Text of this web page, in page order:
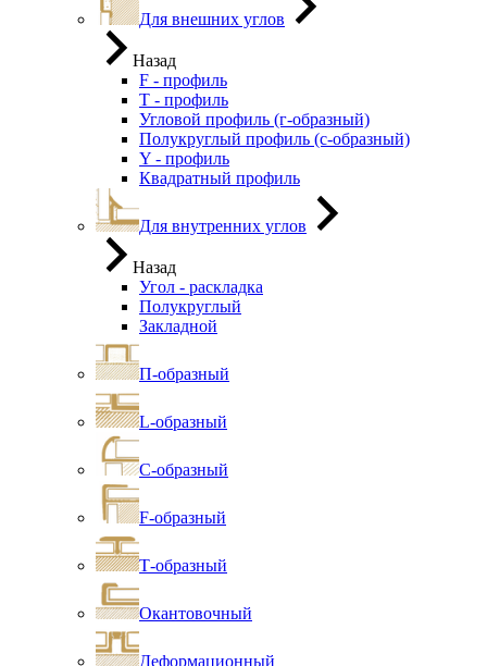
Для внешних углов
Назад
F - профиль
Т - профиль
Угловой профиль (г-образный)
Полукруглый профиль (с-образный)
Y - профиль
Квадратный профиль
Для внутренних углов
Назад
Угол - раскладка
Полукруглый
Закладной
П-образный
L-образный
С-образный
F-образный
Т-образный
Окантовочный
Деформационный